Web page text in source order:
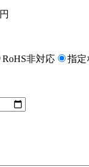
円
RoHS非対応 指定